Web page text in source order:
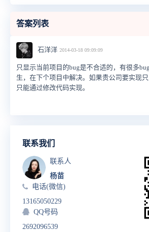
答案列表
石洋洋 2014-03-18 09:09:09
只显示当前项目的bug是不合适的，有很多
生，在下个项目中解决。如果贵公司要实现只
只能通过修改代码实现。
联系我们
联系人
杨苗
电话(微信)
13165050229
QQ号码
2692096539